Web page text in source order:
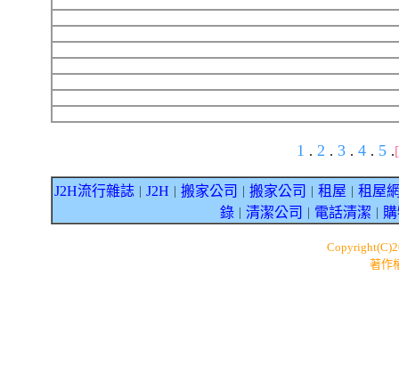
1 . 2 . 3 . 4 . 5 .
J2H流行雜誌 J2H 搬家公司 搬家公司 租屋
租屋
錄｜ 清潔公司 電話清潔
著作